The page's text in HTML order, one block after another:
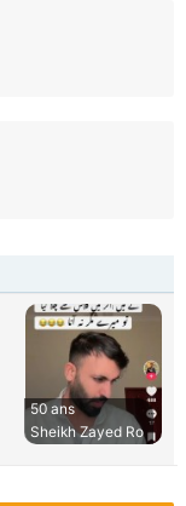
50 ans
Sheikh Zayed Ro